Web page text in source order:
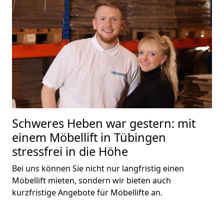
Schweres Heben war gestern: mit
einem Möbellift in Tübingen
stressfrei in die Höhe
Bei uns können Sie nicht nur langfristig einen
Möbellift mieten, sondern wir bieten auch
kurzfristige Angebote für Möbellifte an.